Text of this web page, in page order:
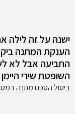
ישנה על זה לילה
הענקת המתנה
התביעה אבל לא
השופטת שירי היימן
ביטול הסכם מתנה